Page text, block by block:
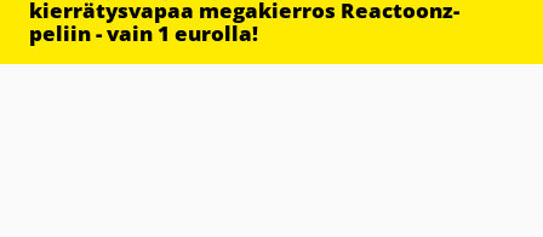
kierrätysvapaa megakierros Reactoonz-
peliin - vain 1 eurolla!